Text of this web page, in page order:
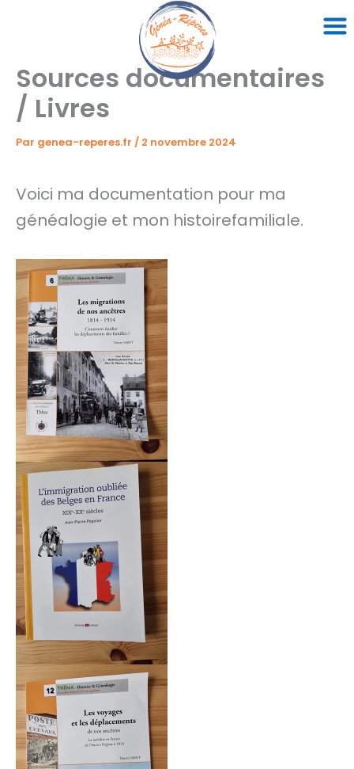
contenu
Sources documentaires
/ Livres
Par genea-reperes.fr / 2 novembre 2024
Voici ma documentation pour ma
généalogie et mon histoirefamiliale.